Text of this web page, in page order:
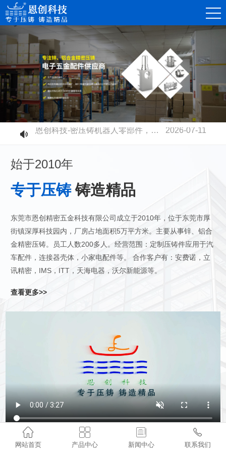
恩创科技-精密锌合金压铸件，赋能消费电子连接器高质量发展
2026-08-07
恩创科技-不同压铸铝合金材质有什么区别？快速选型指南
2026-07-30
恩创科技-铝合金压铸开模成本高不高？量产性价比到底值不值？
2026-07-23
2026-07-17
2026-07-11
始于2010年
专于压铸铸造精品
东莞市恩创精密五金科技有限公司成立于2010年，位于东莞市厚
街镇深厚科技园内，厂房占地面积5万平方米。主要从事锌、铝合
金精密压铸。员工人数200多人。经营范围：定制压铸件应用于汽
车配件，连接器壳体，小家电配件等。 合作客户有：安费诺，立
讯精密，IMS，ITT，天海电器，沃尔新能源等。
查看更多>>

网站首页

产品中心

新闻中心

联系我们